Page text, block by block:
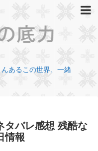
あるこの世界、一緒
タバレ感想 残酷な
情報